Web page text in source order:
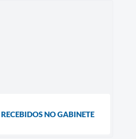
NO GABINETE